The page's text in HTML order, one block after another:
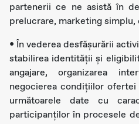
partenerii ce ne asistă în
prelucrare, marketing simplu,
• În vederea desfășurării
stabilirea identității și
angajare, organizarea
negocierea condițiilor
următoarele date cu
participanţilor în procesele